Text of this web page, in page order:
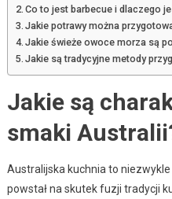
Co to jest barbecue i dlaczego
Jakie potrawy można
Jakie świeże owoce morza są
Jakie są tradycyjne metody
Jakie są
smaki
Australijska kuchnia to
powstał na skutek fuzji tradycji